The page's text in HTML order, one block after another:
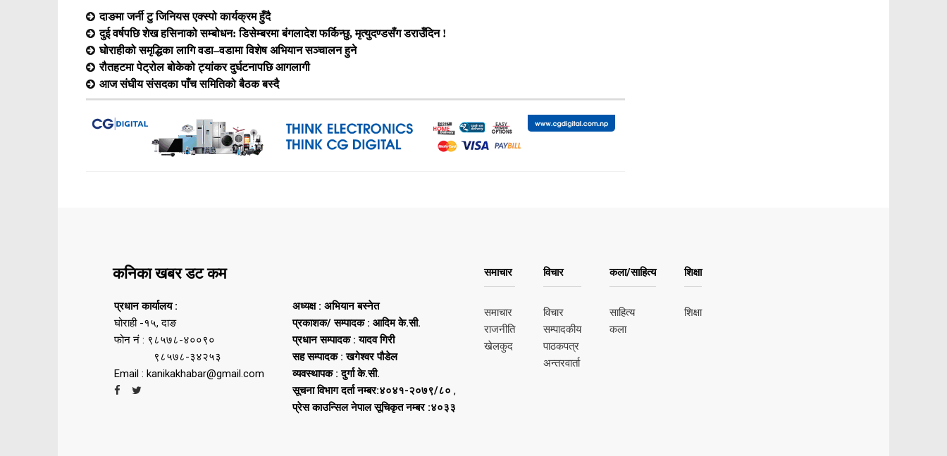
दाङमा जर्नी टु जिनियस एक्स्पो कार्यक्रम हुँदै
दुई वर्षपछि शेख हसिनाको सम्बोधन: डिसेम्बरमा बंगलादेश फर्किन्छु, मृत्युदण्डसँग डराउँदिन !
घोराहीको समृद्धिका लागि वडा–वडामा विशेष अभियान सञ्चालन हुने
रौतहटमा पेट्रोल बोकेको ट्यांकर दुर्घटनापछि आगलागी
आज संघीय संसदका पाँच समितिको बैठक बस्दै
कनिका खबर डट कम
प्रधान कार्यालय :
घोराही -१५, दाङ
फोन नं : ९८५७८-४००९०
९८५७८-३४२५३
Email : kanikakhabar@gmail.com
अध्यक्ष : अभियान बस्नेत
प्रकाशक/ सम्पादक : आदिम के.सी.
प्रधान सम्पादक : यादव गिरी
सह सम्पादक : खगेश्वर पौडेल
व्यवस्थापक : दुर्गा के.सी.
सूचना विभाग दर्ता नम्बर:४०४१-२०७९/८० ,
प्रेस काउन्सिल नेपाल सूचिकृत नम्बर :४०३३
समाचार
समाचार
राजनीति
खेलकुद
विचार
विचार
सम्पादकीय
पाठकपत्र
अन्तरवार्ता
कला/साहित्य
साहित्य
कला
शिक्षा
शिक्षा